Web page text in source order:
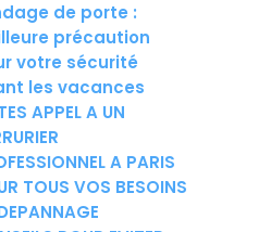
de porte :
précaution
votre sécurité
les vacances
APPEL A UN
A PARIS
TOUS VOS BESOINS